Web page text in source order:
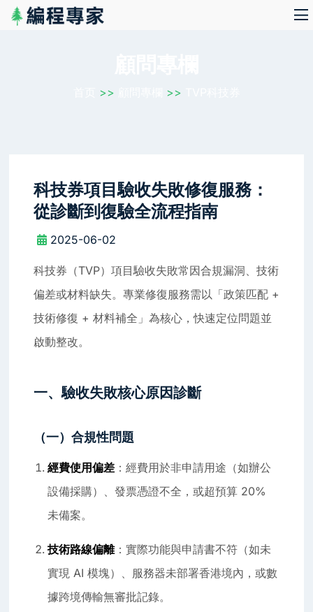
>> >>
科技券項目驗收失敗修復服務：
從診斷到復驗全流程指南
2025-06-02
科技券（TVP）項目驗收失敗常因合規漏洞、技術
偏差或材料缺失。專業修復服務需以「政策匹配 +
技術修復 + 材料補全」為核心，快速定位問題並
啟動整改。
一、驗收失敗核心原因診斷
（一）合規性問題
經費使用偏差 ：經費用於非申請用途（如辦公
設備採購）、發票憑證不全，或超預算 20%
未備案。
技術路線偏離：實際功能與申請書不符（如未
實現 AI 模塊）、服務器未部署香港境內，或數
據跨境傳輸無審批記錄。